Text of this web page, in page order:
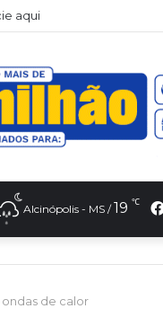
aqui
Alcinópolis - MS / 19 ℃
de calor